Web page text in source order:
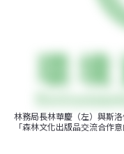
林務局長林華慶（左）與斯
「森林文化出版品交流合作